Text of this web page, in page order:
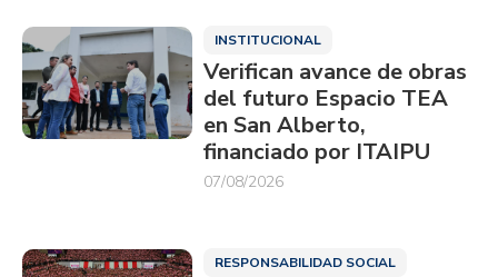
INSTITUCIONAL
Verifican avance de obras
del futuro Espacio TEA
en San Alberto,
financiado por ITAIPU
07/08/2026
RESPONSABILIDAD SOCIAL